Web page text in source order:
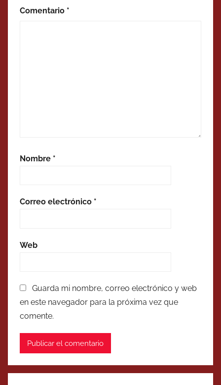
Comentario *
Nombre *
Correo electrónico *
Web
Guarda mi nombre, correo electrónico y web
en este navegador para la próxima vez que
comente.